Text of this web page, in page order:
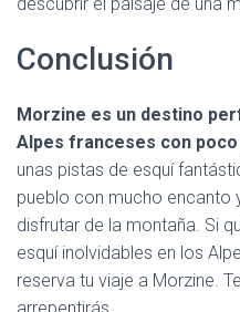
Conclusión
Morzine es un destino
Alpes franceses con
unas pistas de esquí
pueblo con mucho encanto
disfrutar de la montaña. Si
esquí inolvidables en los
reserva tu viaje a Morzine.